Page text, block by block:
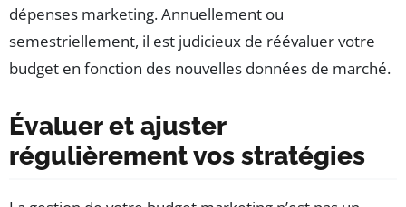
dépenses marketing. Annuellement ou
semestriellement, il est judicieux de réévaluer votre
budget en fonction des nouvelles données de marché.
Évaluer et ajuster
régulièrement vos stratégies